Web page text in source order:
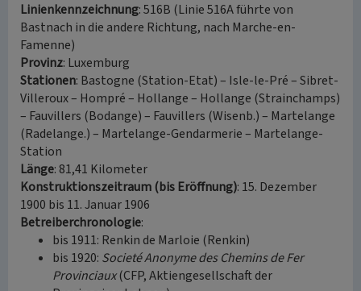
Linienkennzeichnung: 516B (Linie 516A führte von
Bastnach in die andere Richtung, nach Marche-en-
Famenne)
Provinz: Luxemburg
Stationen: Bastogne (Station-Etat) – Isle-le-Pré – Sibret-
Villeroux – Hompré – Hollange – Hollange (Strainchamps)
– Fauvillers (Bodange) – Fauvillers (Wisenb.) – Martelange
(Radelange.) – Martelange-Gendarmerie – Martelange-
Station
Länge: 81,41 Kilometer
Konstruktionszeitraum (bis Eröffnung): 15. Dezember
1900 bis 11. Januar 1906
Betreiberchronologie:
bis 1911: Renkin de Marloie (Renkin)
bis 1920: Societé Anonyme des Chemins de Fer
Provinciaux(CFP, Aktiengesellschaft der